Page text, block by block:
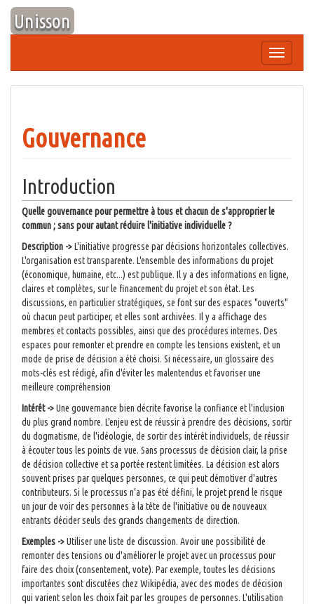
Aller
contenu
Unisson
Afficher/
la
Gouvernance
Introduction
Quelle gouvernance pour permettre à tous et chacun de s'approprier le
commun ; sans pour autant réduire l'initiative individuelle ?
Description ->L'initiative progresse par décisions horizontales collectives.
L'organisation est transparente. L'ensemble des informations du projet
(économique, humaine, etc...) est publique. Il y a des informations en ligne,
claires et complètes, sur le financement du projet et son état. Les
discussions, en particulier stratégiques, se font sur des espaces "ouverts"
où chacun peut participer, et elles sont archivées. Il y a affichage des
membres et contacts possibles, ainsi que des procédures internes. Des
espaces pour remonter et prendre en compte les tensions existent, et un
mode de prise de décision a été choisi. Si nécessaire, un glossaire des
mots-clés est rédigé, afin d'éviter les malentendus et favoriser une
meilleure compréhension
Intérêt ->Une gouvernance bien décrite favorise la confiance et l'inclusion
du plus grand nombre. L'enjeu est de réussir à prendre des décisions, sortir
du dogmatisme, de l'idéologie, de sortir des intérêt individuels, de réussir
à écouter tous les points de vue. Sans processus de décision clair, la prise
de décision collective et sa portée restent limitées. La décision est alors
souvent prises par quelques personnes, ce qui peut démotiver d'autres
contributeurs. Si le processus n'a pas été défini, le projet prend le risque
un jour de voir des personnes à la tête de l'initiative ou de nouveaux
entrants décider seuls des grands changements de direction.
Exemples ->Utiliser une liste de discussion. Avoir une possibilité de
remonter des tensions ou d'améliorer le projet avec un processus pour
faire des choix (consentement, vote). Par exemple, toutes les décisions
importantes sont discutées chez Wikipédia, avec des modes de décision
qui varient selon les choix fait par les groupes de personnes. L'utilisation